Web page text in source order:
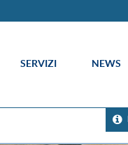
SERVIZI NEWS